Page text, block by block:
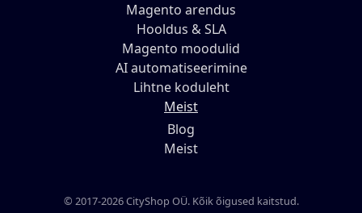
Magento arendus
Hooldus & SLA
Magento moodulid
AI automatiseerimine
Lihtne koduleht
Meist
Blog
Meist
© 2017-2026 CityShop OÜ. Kõik õigused kaitstud.